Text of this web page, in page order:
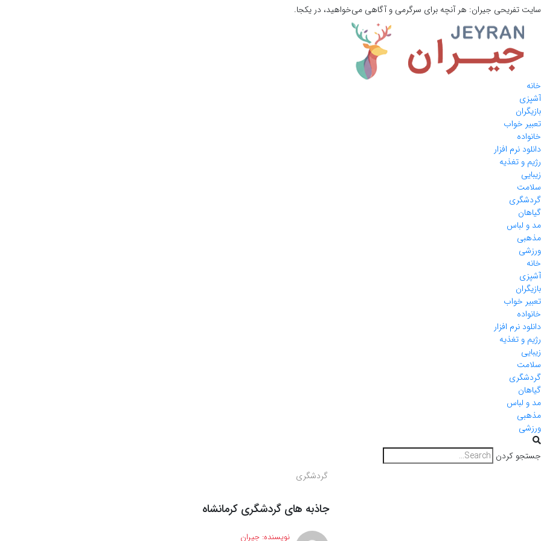
سایت تفریحی جیران: هر آنچه برای سرگرمی و آگاهی می‌خواهید، در یکجا.
خانه
آشپزی
بازیگران
تعبیر خواب
خانواده
دانلود نرم افزار
رژیم و تغذیه
زیبایی
سلامت
گردشگری
گیاهان
مد و لباس
مذهبی
ورزشی
خانه
آشپزی
بازیگران
تعبیر خواب
خانواده
دانلود نرم افزار
رژیم و تغذیه
زیبایی
سلامت
گردشگری
گیاهان
مد و لباس
مذهبی
ورزشی
جستجو کردن
گردشگری
جاذبه های گردشگری کرمانشاه
نویسنده: جیران